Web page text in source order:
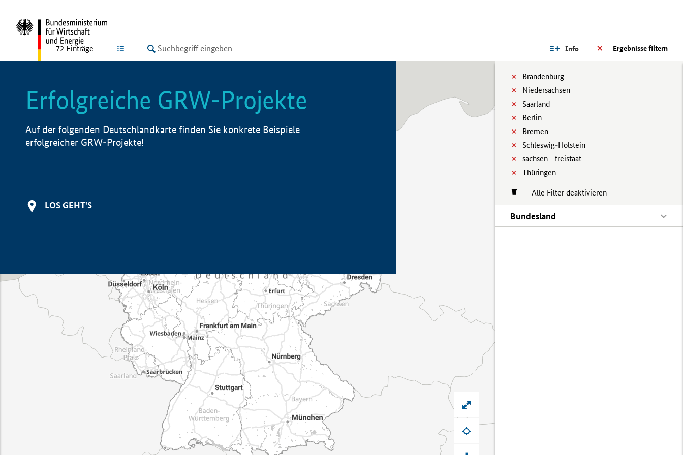
LISTE Ergebnisse filtern
Info
Brandenburg
Niedersachsen
Saarland
Berlin
Bremen
Schleswig-Holstein
sachsen__freistaat
Thüringen
Alle Filter deaktivieren
Bundesland
72 Einträge
Erfolgreiche GRW-Projekte
Auf der folgenden Deutschlandkarte finden Sie konkrete Beispiele
erfolgreicher GRW-Projekte!
LOS GEHT'S